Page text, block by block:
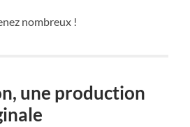
nombreux !
une production